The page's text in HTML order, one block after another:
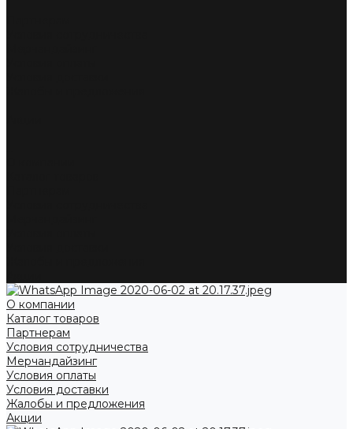
О компании
Каталог товаров
Партнерам
Условия сотрудничества
Мерчандайзинг
Условия оплаты
Условия доставки
Жалобы и предложения
Акции